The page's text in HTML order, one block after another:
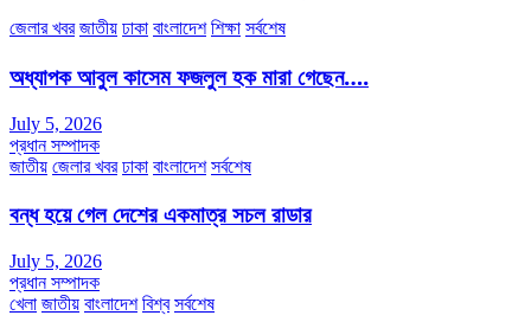
জেলার খবর জাতীয় ঢাকা বাংলাদেশ শিক্ষা সর্বশেষ
অধ্যাপক আবুল কাসেম ফজলুল হক মারা গেছেন….
July 5, 2026
প্রধান সম্পাদক
জাতীয় জেলার খবর ঢাকা বাংলাদেশ সর্বশেষ
বন্ধ হয়ে গেল দেশের একমাত্র সচল রাডার
July 5, 2026
প্রধান সম্পাদক
খেলা জাতীয় বাংলাদেশ বিশ্ব সর্বশেষ